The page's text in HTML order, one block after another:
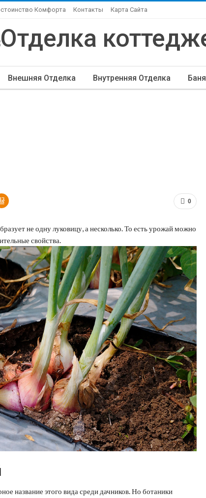
Комфорта Контакты Карта Сайта
Внешняя Отделка Внутренняя Отделка Баня
0
не одну луковицу, а несколько. То есть урожай можно
свойства.
название этого вида среди дачников. Но ботаники